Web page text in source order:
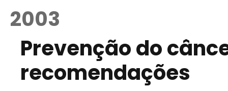
2003
Prevenção do
recomendações